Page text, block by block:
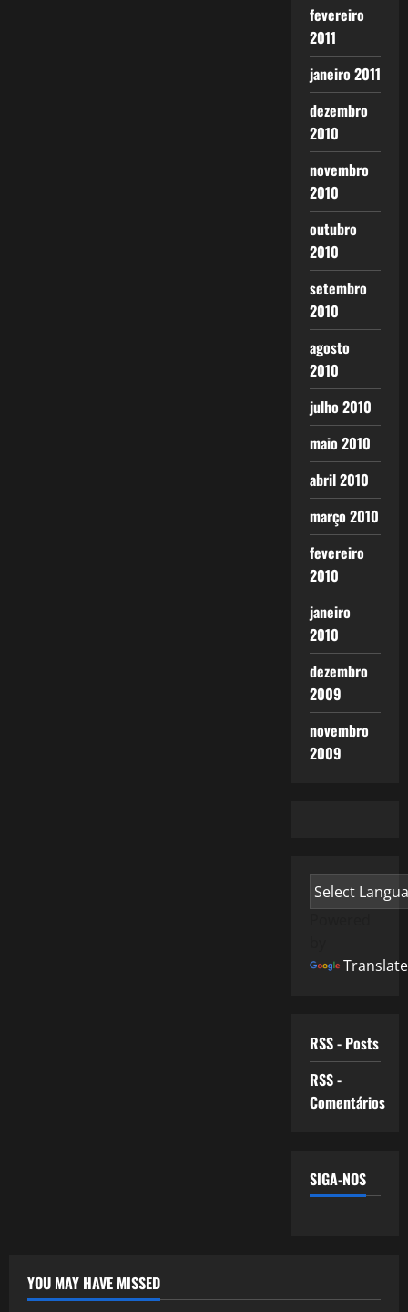
fevereiro
2011
janeiro 2011
dezembro
2010
novembro
2010
outubro
2010
setembro
2010
agosto
2010
julho 2010
maio 2010
abril 2010
março 2010
fevereiro
2010
janeiro
2010
dezembro
2009
novembro
2009
Translate
RSS - Posts
RSS -
Comentários
SIGA-NOS
YOU MAY HAVE MISSED